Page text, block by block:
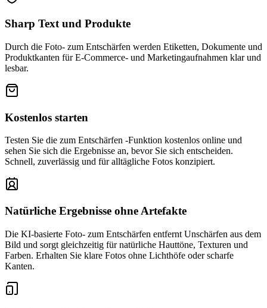
Sharp Text und Produkte
Durch die Foto- zum Entschärfen werden Etiketten, Dokumente und
Produktkanten für E-Commerce- und Marketingaufnahmen klar und
lesbar.
Kostenlos starten
Testen Sie die zum Entschärfen -Funktion kostenlos online und
sehen Sie sich die Ergebnisse an, bevor Sie sich entscheiden.
Schnell, zuverlässig und für alltägliche Fotos konzipiert.
Natürliche Ergebnisse ohne Artefakte
Die KI-basierte Foto- zum Entschärfen entfernt Unschärfen aus dem
Bild und sorgt gleichzeitig für natürliche Hauttöne, Texturen und
Farben. Erhalten Sie klare Fotos ohne Lichthöfe oder scharfe
Kanten.